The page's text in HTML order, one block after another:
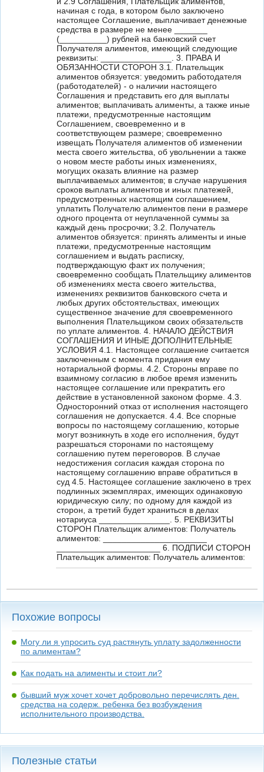
начиная с года, в котором было заключено
настоящее Соглашение, выплачивает денежные
средства в размере не менее _______
(__________) рублей на банковский счет
Получателя алиментов, имеющий следующие
реквизиты: _______________. 3. ПРАВА И
ОБЯЗАННОСТИ СТОРОН 3.1. Плательщик
алиментов обязуется: уведомить работодателя
(работодателей) - о наличии настоящего
Соглашения и представить его для выплаты
алиментов; выплачивать алименты, а также иные
платежи, предусмотренные настоящим
Соглашением, своевременно и в
соответствующем размере; своевременно
извещать Получателя алиментов об изменении
места своего жительства, об увольнении а также
о новом месте работы иных изменениях,
могущих оказать влияние на размер
выплачиваемых алиментов; в случае нарушения
сроков выплаты алиментов и иных платежей,
предусмотренных настоящим соглашением,
уплатить Получателю алиментов пени в размере
одного процента от неуплаченной суммы за
каждый день просрочки; 3.2. Получатель
алиментов обязуется: принять алименты и иные
платежи, предусмотренные настоящим
соглашением и выдать расписку,
подтверждающую факт их получения;
своевременно сообщать Плательщику алиментов
об изменениях места своего жительства,
изменениях реквизитов банковского счета и
любых других обстоятельствах, имеющих
существенное значение для своевременного
выполнения Плательщиком своих обязательств
по уплате алиментов. 4. НАЧАЛО ДЕЙСТВИЯ
СОГЛАШЕНИЯ И ИНЫЕ ДОПОЛНИТЕЛЬНЫЕ
УСЛОВИЯ 4.1. Настоящее соглашение считается
заключенным с момента придания ему
нотариальной формы. 4.2. Стороны вправе по
взаимному согласию в любое время изменить
настоящее соглашение или прекратить его
действие в установленной законом форме. 4.3.
Односторонний отказ от исполнения настоящего
соглашения не допускается. 4.4. Все спорные
вопросы по настоящему соглашению, которые
могут возникнуть в ходе его исполнения, будут
разрешаться сторонами по настоящему
соглашению путем переговоров. В случае
недостижения согласия каждая сторона по
настоящему соглашению вправе обратиться в
суд 4.5. Настоящее соглашение заключено в трех
подлинных экземплярах, имеющих одинаковую
юридическую силу; по одному для каждой из
сторон, а третий будет храниться в делах
нотариуса _______________. 5. РЕКВИЗИТЫ
СТОРОН Плательщик алиментов: Получатель
алиментов: ______________________
______________________ 6. ПОДПИСИ СТОРОН
Плательщик алиментов: Получатель алиментов:
Похожие вопросы
Могу ли я упросить суд растянуть уплату задолженности
по алиментам?
Как подать на алименты и стоит ли?
бывший муж хочет хочет добровольно перечислять ден.
средства на содерж. ребенка без возбуждения
исполнительного производства.
Полезные статьи